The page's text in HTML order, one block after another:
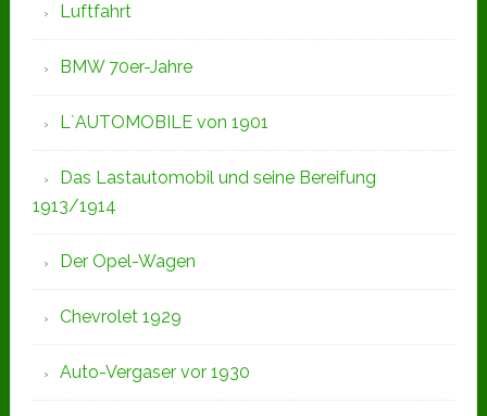
Luftfahrt
BMW 70er-Jahre
L`AUTOMOBILE von 1901
Das Lastautomobil und seine Bereifung
1913/1914
Der Opel-Wagen
Chevrolet 1929
Auto-Vergaser vor 1930